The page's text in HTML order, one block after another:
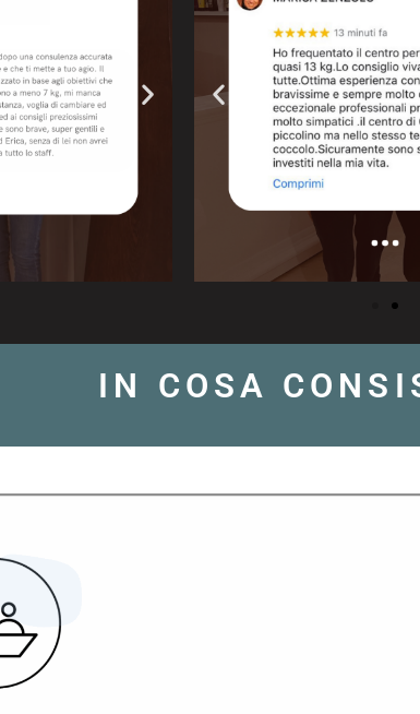
IN COSA